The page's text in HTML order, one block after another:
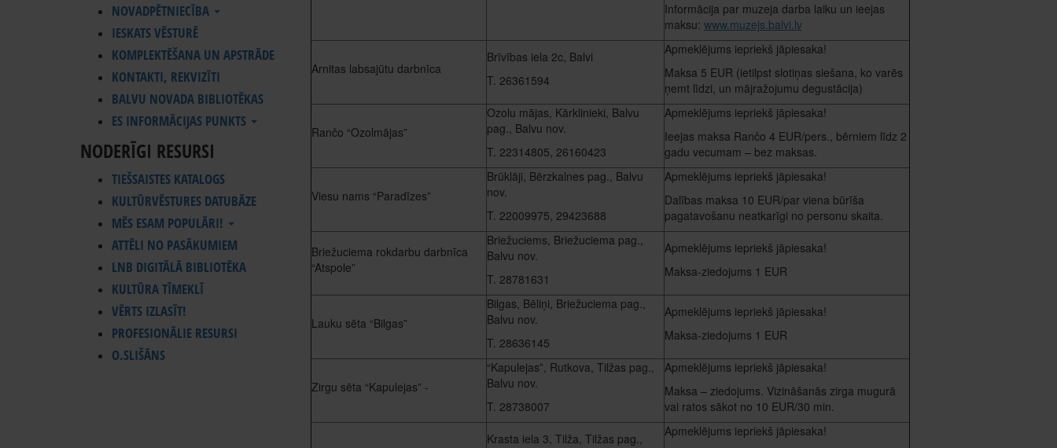
NOVADPĒTNIECĪBA
IESKATS VĒSTURĒ
KOMPLEKTĒŠANA UN APSTRĀDE
KONTAKTI, REKVIZĪTI
BALVU NOVADA BIBLIOTĒKAS
ES INFORMĀCIJAS PUNKTS
NODERĪGI RESURSI
TIEŠSAISTES KATALOGS
KULTŪRVĒSTURES DATUBĀZE
MĒS ESAM POPULĀRI!
ATTĒLI NO PASĀKUMIEM
LNB DIGITĀLĀ BIBLIOTĒKA
KULTŪRA TĪMEKLĪ
VĒRTS IZLASĪT!
PROFESIONĀLIE RESURSI
O.SLIŠĀNS
Informācija par muzeja darba laiku un ieejas
maksu: www.muzejs.balvi.lv
Arnitas labsajūtu darbnīca
Brīvības iela 2c, Balvi
T. 26361594
Apmeklējums iepriekš jāpiesaka!
Maksa 5 EUR (ietilpst slotiņas siešana, ko varēs
ņemt līdzi, un mājražojumu degustācija)
Rančo “Ozolmājas”
Ozolu mājas, Kārklinieki, Balvu
pag., Balvu nov.
T. 22314805, 26160423
Apmeklējums iepriekš jāpiesaka!
Ieejas maksa Rančo 4 EUR/pers., bērniem līdz 2
gadu vecumam – bez maksas.
Viesu nams “Paradīzes”
Brūklāji, Bērzkalnes pag., Balvu
nov.
T. 22009975, 29423688
Apmeklējums iepriekš jāpiesaka!
Dalības maksa 10 EUR/par viena būrīša
pagatavošanu neatkarīgi no personu skaita.
Briežuciema rokdarbu darbnīca
“Atspole”
Briežuciems, Briežuciema pag.,
Balvu nov.
T. 28781631
Apmeklējums iepriekš jāpiesaka!
Maksa-ziedojums 1 EUR
Lauku sēta “Bilgas”
Bilgas, Bēliņi, Briežuciema pag.,
Balvu nov.
T. 28636145
Apmeklējums iepriekš jāpiesaka!
Maksa-ziedojums 1 EUR
Zirgu sēta “Kapulejas” -
“Kapulejas”, Rutkova, Tilžas pag.,
Balvu nov.
T. 28738007
Apmeklējums iepriekš jāpiesaka!
Maksa – ziedojums. Vizināšanās zirga mugurā
vai ratos sākot no 10 EUR/30 min.
Krasta iela 3, Tilža, Tilžas pag.,
Apmeklējums iepriekš jāpiesaka!